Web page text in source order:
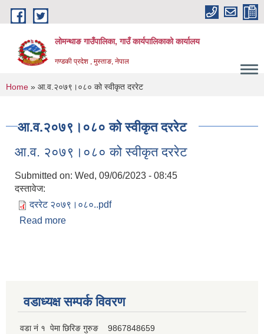
Skip to main content
लोमन्थाङ गाउँपालिका, गाउँ कार्यपालिकाको कार्यालय
गण्डकी प्रदेश , मुस्ताङ, नेपाल
पूर्व जनप्रतिनिधि
You are here
Home » आ.व.२०७९।०८० को स्वीकृत दररेट
आ.व.२०७९।०८० को स्वीकृत दररेट
आ.व. २०७९।०८० को स्वीकृत दररेट
Submitted on: Wed, 09/06/2023 - 08:45
दस्तावेज:
दररेट २०७९।०८०..pdf
Read more
वडाध्यक्ष सम्पर्क विवरण
वडा नं १ पेमा छिरिङ गुरुङ 9867848659